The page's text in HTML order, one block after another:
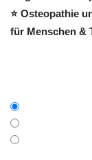
⭐ Osteopathie
für Menschen &